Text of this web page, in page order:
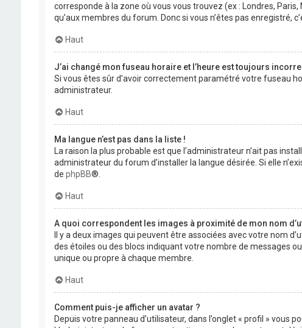
corresponde à la zone où vous vous trouvez (ex : Londres,
qu’aux membres du forum. Donc si vous n’êtes pas enregistré,
Haut
J’ai changé mon fuseau horaire et l’heure est toujours
Si vous êtes sûr d’avoir correctement paramétré votre fuseau
administrateur.
Haut
Ma langue n’est pas dans la liste !
La raison la plus probable est que l’administrateur n’ait pas
administrateur du forum d’installer la langue désirée. Si elle
de phpBB®.
Haut
A quoi correspondent les images à proximité de mon nom
Il y a deux images qui peuvent être associées avec votre nom
des étoiles ou des blocs indiquant votre nombre de messages
unique ou propre à chaque membre.
Haut
Comment puis-je afficher un avatar ?
Depuis votre panneau d’utilisateur, dans l’onglet « profil » vous